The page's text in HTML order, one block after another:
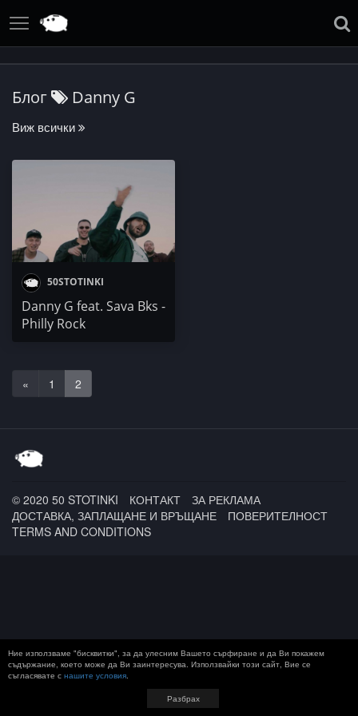
Блог Danny G
Виж всички
50STOTINKI
Danny G feat. Sava Bks -
Philly Rock
« 1 2
© 2020 50 STOTINKI КОНТАКТ
ЗА РЕКЛАМА
ДОСТАВКА, ЗАПЛАЩАНЕ И ВРЪЩАНЕ
ПОВЕРИТЕЛНОСТ
TERMS AND CONDITIONS
Ние използваме "бисквитки", за да улесним Вашето сърфиране и да Ви покажем
съдържание, което може да Ви заинтересува. Използвайки този сайт, Вие се
съгласявате с нашите условия.
Разбрах